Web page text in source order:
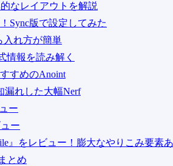
なレイアウトを解説
Sync版で設定してみた
入れ方が簡単
情報を読み解く
すめのAnoint
漏れした大幅Nerf
ー
ー
』をレビュー！膨大なやりこみ要素
とめ